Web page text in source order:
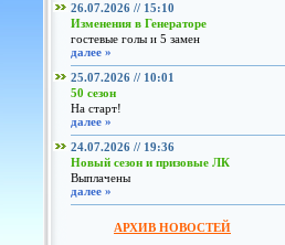
26.07.2026 // 15:10
Изменения в Генераторе
гостевые голы и 5 замен
далее »
25.07.2026 // 10:01
50 сезон
На старт!
далее »
24.07.2026 // 19:36
Новый сезон и призовые ЛК
Выплачены
далее »
АРХИВ НОВОСТЕЙ